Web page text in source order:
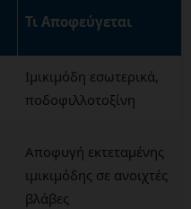
Τι Αποφεύγεται
Ιμικιμόδη εσωτερικά,
ποδοφιλλοτοξίνη
Αποφυγή εκτεταμένης
ιμικιμόδης σε ανοιχτές
βλάβες